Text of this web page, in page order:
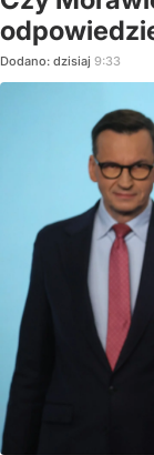
Dodano: dzisiaj 9:33